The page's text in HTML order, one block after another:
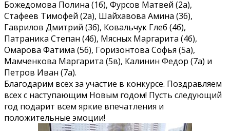
Божедомова Полина (1б), Фурсов Матвей (2а),
Стафеев Тимофей (2а), Шайхавова Амина (3б),
Гаврилов Дмитрий (3б), Ковальчук Глеб (4б),
Патраника Степан (4б), Мясных Маргарита (4б),
Омарова Фатима (5б), Горизонтова Софья (5а),
Мамченкова Маргарита (5в), Калинин Федор (7а) и
Петров Иван (7а).
Благодарим всех за участие в конкурсе. Поздравляем
всех с наступающим Новым годом! Пусть следующий
год подарит всем яркие впечатления и
положительные эмоции!